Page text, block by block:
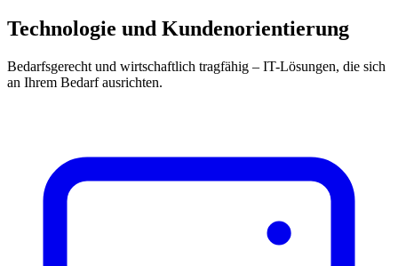
Technologie und Kundenorientierung
Bedarfsgerecht und wirtschaftlich tragfähig – IT-Lösungen, die sich
an Ihrem Bedarf ausrichten.